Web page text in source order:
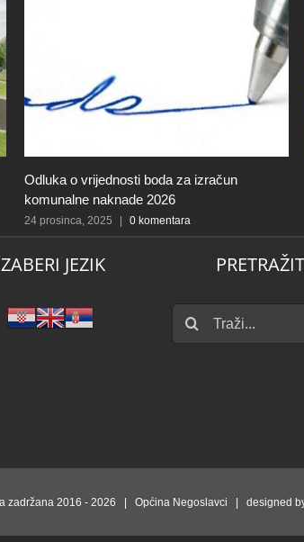
Odluka o vrijednosti boda za izračun
komunalne naknade 2026
24 prosinca, 2025 0 komentara
JEZIK
Traži...
zadržana 2016 - 2026 | Općina Negoslavci | designed